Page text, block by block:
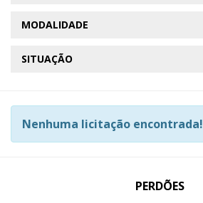
MODALIDADE
SITUAÇÃO
Nenhuma licitação encontrada!
PERDÕES